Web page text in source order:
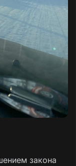
закона